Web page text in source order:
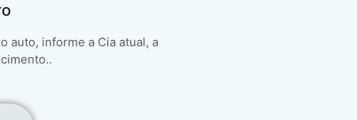
auto, informe a Cia atual, a